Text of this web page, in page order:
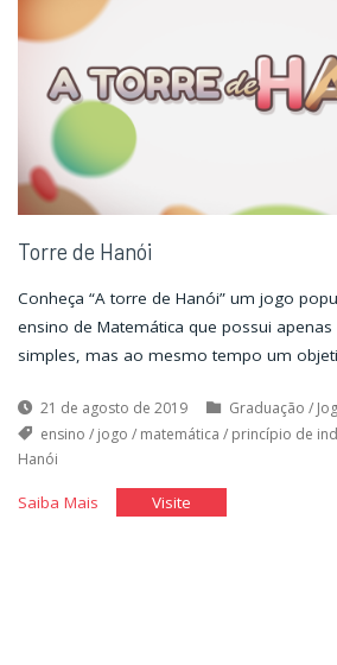
Torre de Hanói
Conheça “A torre de Hanói” um jogo
ensino de Matemática que possui
simples, mas ao mesmo tempo um
21 de agosto de 2019 Graduação /
ensino / jogo / matemática / princípio de
Hanói
Saiba Mais"Torre
Visite"Torre